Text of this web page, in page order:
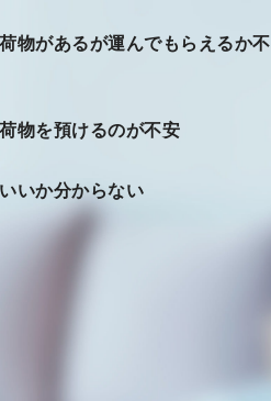
物があるが運んでもらえるか不
物を預けるのが不安
いか分からない